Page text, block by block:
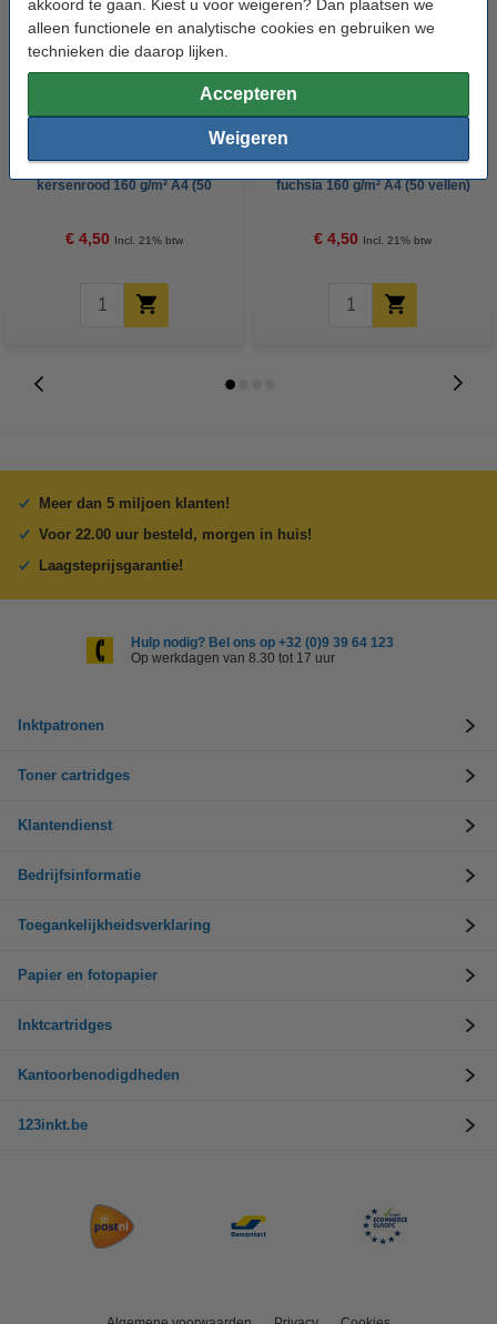
akkoord te gaan. Kiest u voor weigeren? Dan plaatsen we
alleen functionele en analytische cookies en gebruiken we
technieken die daarop lijken.
Accepteren
Weigeren
Clairefontaine gekleurd papier
kersenrood 160 g/m² A4 (50
€ 4,50 Incl. 21% btw
Clairefontaine gekleurd papier
fuchsia 160 g/m² A4 (50 vellen)
€ 4,50 Incl. 21% btw
Meer dan 5 miljoen klanten!
Voor 22.00 uur besteld, morgen in huis!
Laagsteprijsgarantie!
Hulp nodig? Bel ons op +32 (0)9 39 64 123
Op werkdagen van 8.30 tot 17 uur
Inktpatronen
Toner cartridges
Klantendienst
Bedrijfsinformatie
Toegankelijkheidsverklaring
Papier en fotopapier
Inktcartridges
Kantoorbenodigdheden
123inkt.be